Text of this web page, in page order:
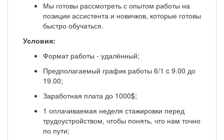
Мы готовы рассмотреть с опытом работы на
позиции ассистента и новичков, которые готовы
быстро обучаться.
Условия:
Формат работы - удалённый;
Предполагаемый график работы 6/1 c 9.00 до
19.00;
Заработная плата до 1000$;
1 оплачиваемая неделя стажировки перед
трудоустройством, чтобы понять, что нам точно
по пути;